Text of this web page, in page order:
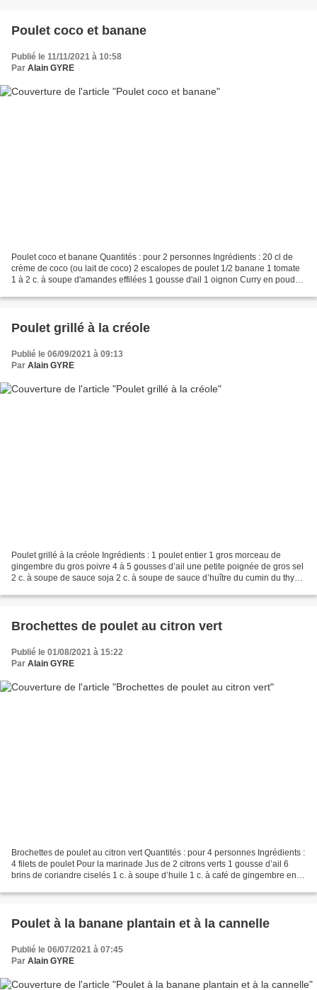
Poulet coco et banane
Publié le 11/11/2021 à 10:58
Par Alain GYRE
Poulet coco et banane Quantités : pour 2 personnes Ingrédients : 20 cl de
crème de coco (ou lait de coco) 2 escalopes de poulet 1/2 banane 1 tomate
1 à 2 c. à soupe d'amandes effilées 1 gousse d'ail 1 oignon Curry en poudre
Poulet grillé à la créole
Publié le 06/09/2021 à 09:13
Par Alain GYRE
Poulet grillé à la créole Ingrédients : 1 poulet entier 1 gros morceau de
gingembre du gros poivre 4 à 5 gousses d’ail une petite poignée de gros sel
2 c. à soupe de sauce soja 2 c. à soupe de sauce d’huître du cumin du thym
Brochettes de poulet au citron vert
Publié le 01/08/2021 à 15:22
Par Alain GYRE
Brochettes de poulet au citron vert Quantités : pour 4 personnes Ingrédients :
4 filets de poulet Pour la marinade Jus de 2 citrons verts 1 gousse d’ail 6
brins de coriandre ciselés 1 c. à soupe d’huile 1 c. à café de gingembre en
Poulet à la banane plantain et à la cannelle
Publié le 06/07/2021 à 07:45
Par Alain GYRE